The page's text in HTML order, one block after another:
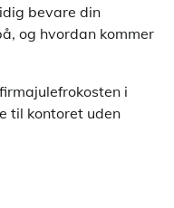
bevare din
og hvordan kommer
i
til kontoret uden